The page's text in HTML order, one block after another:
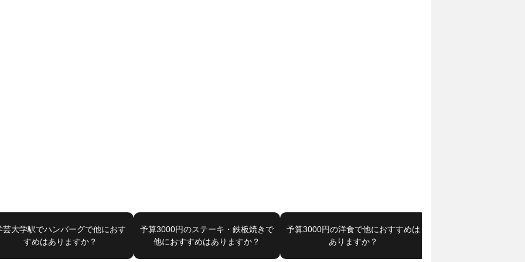
芸大学駅でハンバーグで他におす
すめはありますか？
予算3000円のステーキ・鉄板焼きで
他におすすめはありますか？
予算3000円の洋食で他におすすめは
ありますか？